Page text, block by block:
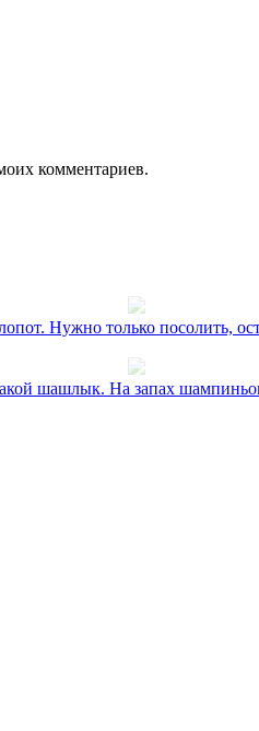
комментариев.
Нужно только посолить,
шашлык. На запах